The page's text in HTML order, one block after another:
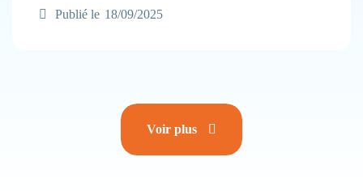
Publié le 18/09/2025
Voir plus